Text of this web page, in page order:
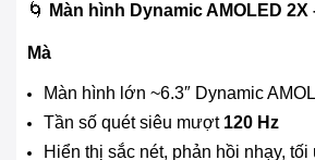
🌀 Màn hình Dynamic AMOLED
Mà
Màn hình lớn ~6.3″ Dynamic
Tần số quét siêu mượt 120 Hz
Hiển thị sắc nét, phản hồi nhạy,